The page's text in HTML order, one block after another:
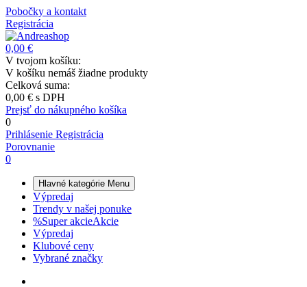
Pobočky a kontakt
Registrácia
0,00 €
V tvojom košíku:
V košíku nemáš žiadne produkty
Celková suma:
0,00 € s DPH
Prejsť do nákupného košíka
0
Prihlásenie Registrácia
Porovnanie
0
Hlavné kategórie Menu
Výpredaj
Trendy v našej ponuke
%Super akcieAkcie
Výpredaj
Klubové ceny
Vybrané značky